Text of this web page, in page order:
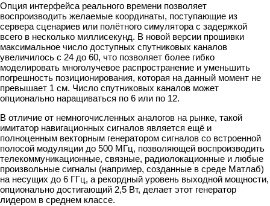
Опция интерфейса реального времени позволяет
воспроизводить желаемые координаты, поступающие из
сервера сценариев или полётного симулятора с задержкой
всего в несколько миллисекунд. В новой версии прошивки
максимальное число доступных спутниковых каналов
увеличилось с 24 до 60, что позволяет более гибко
моделировать многолучевое распространение и уменьшить
погрешность позиционирования, которая на данный момент не
превышает 1 см. Число спутниковых каналов может
опционально наращиваться по 6 или по 12.
В отличие от немногочисленных аналогов на рынке, такой
имитатор навигационных сигналов является ещё и
полноценным векторным генератором сигналов со встроенной
полосой модуляции до 500 МГц, позволяющей воспроизводить
телекоммуникационные, связные, радиолокационные и любые
произвольные сигналы (например, созданные в среде Матлаб)
на несущих до 6 ГГц, а рекордный уровень выходной мощности,
опционально достигающий 2,5 Вт, делает этот генератор
лидером в среднем классе.